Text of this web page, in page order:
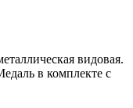
видовая.
в комплекте с